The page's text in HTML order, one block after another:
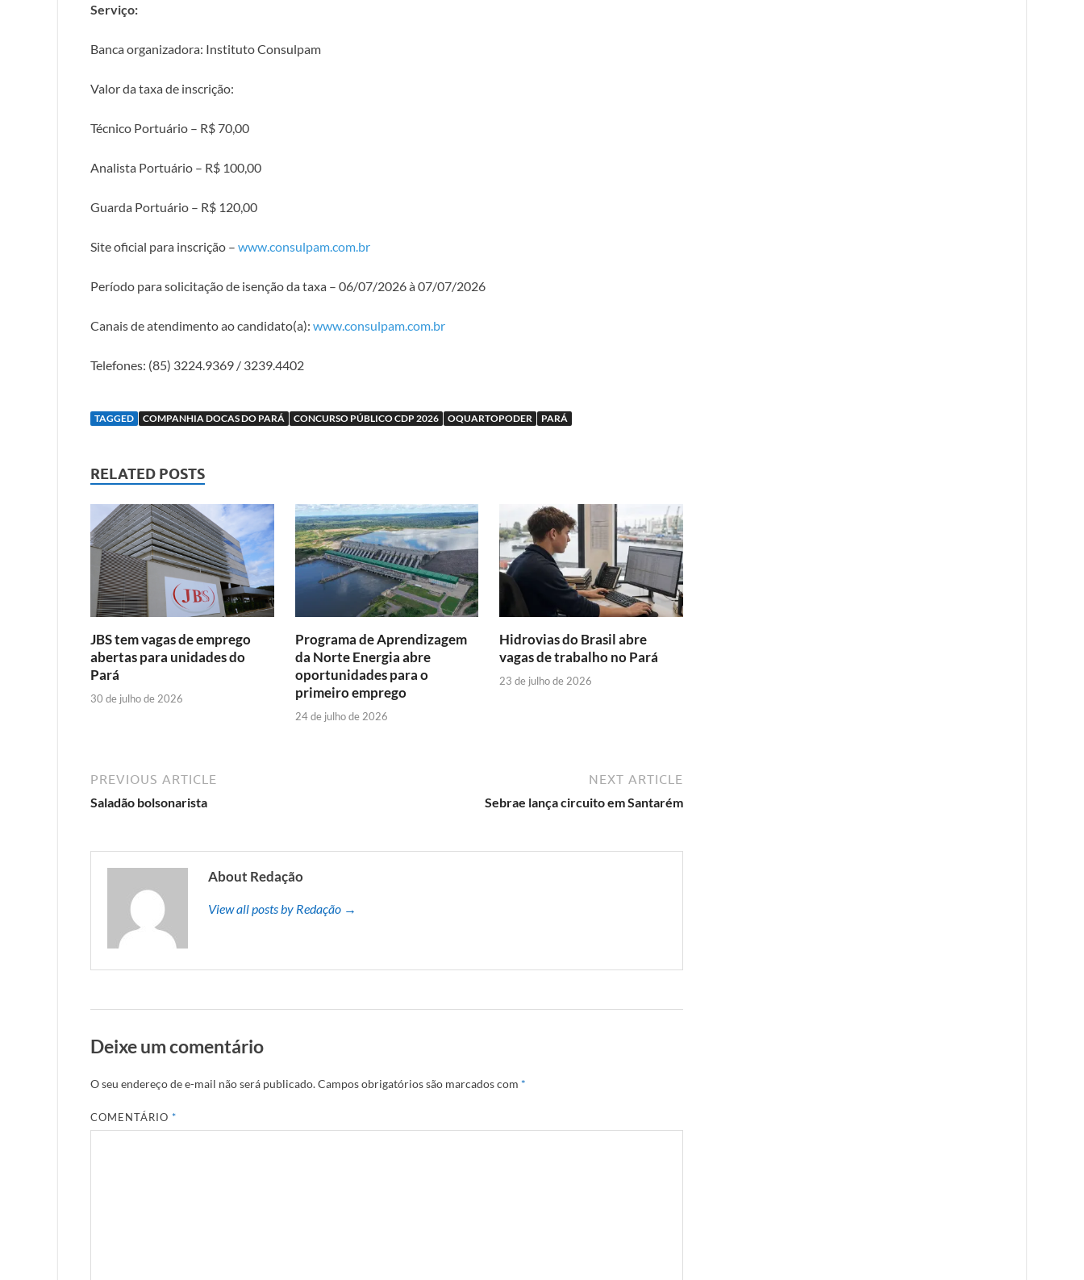
Serviço:
Banca organizadora: Instituto Consulpam
Valor da taxa de inscrição:
Técnico Portuário – R$ 70,00
Analista Portuário – R$ 100,00
Guarda Portuário – R$ 120,00
Site oficial para inscrição – www.consulpam.com.br
Período para solicitação de isenção da taxa – 06/07/2026 à 07/07/2026
Canais de atendimento ao candidato(a): www.consulpam.com.br
Telefones: (85) 3224.9369 / 3239.4402
TAGGED COMPANHIA DOCAS DO PARÁ CONCURSO PÚBLICO CDP 2026 OQUARTOPODER PARÁ
RELATED POSTS
JBS tem vagas de emprego
abertas para unidades do
Pará
30 de julho de 2026
Programa de Aprendizagem
da Norte Energia abre
oportunidades para o
primeiro emprego
24 de julho de 2026
Hidrovias do Brasil abre
vagas de trabalho no Pará
23 de julho de 2026
PREVIOUS ARTICLE
Saladão bolsonarista
NEXT ARTICLE
Sebrae lança circuito em Santarém
About Redação
View all posts by Redação →
Deixe um comentário
O seu endereço de e-mail não será publicado.Campos obrigatórios são marcados com *
COMENTÁRIO*